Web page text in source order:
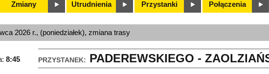
Zmiany Utrudnienia Przystanki Połączenia
2026 r., (poniedziałek), zmiana trasy
PRZYSTANEK: PADEREWSKIEGO -
8:45